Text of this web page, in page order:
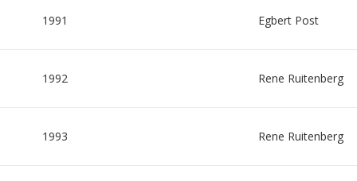
1991 Egbert Post
1992 Rene Ruitenberg
1993 Rene Ruitenberg